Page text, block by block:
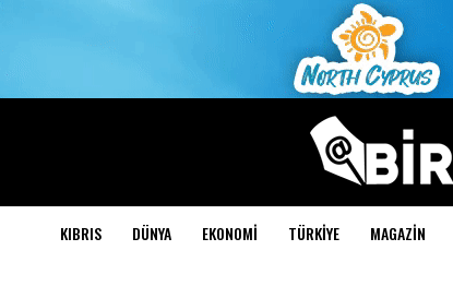
KIBRIS DÜNYA EKONOMI TÜRKIYE MAGAZIN